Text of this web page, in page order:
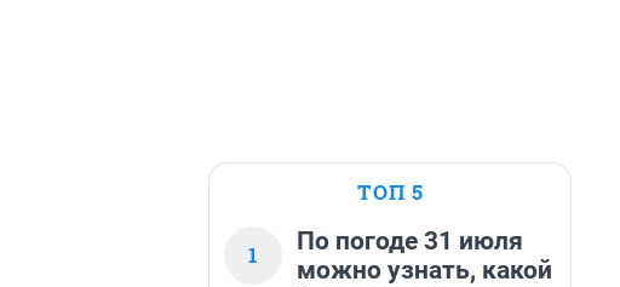
ТОП 5
1
По погоде 31 июля
можно узнать, какой